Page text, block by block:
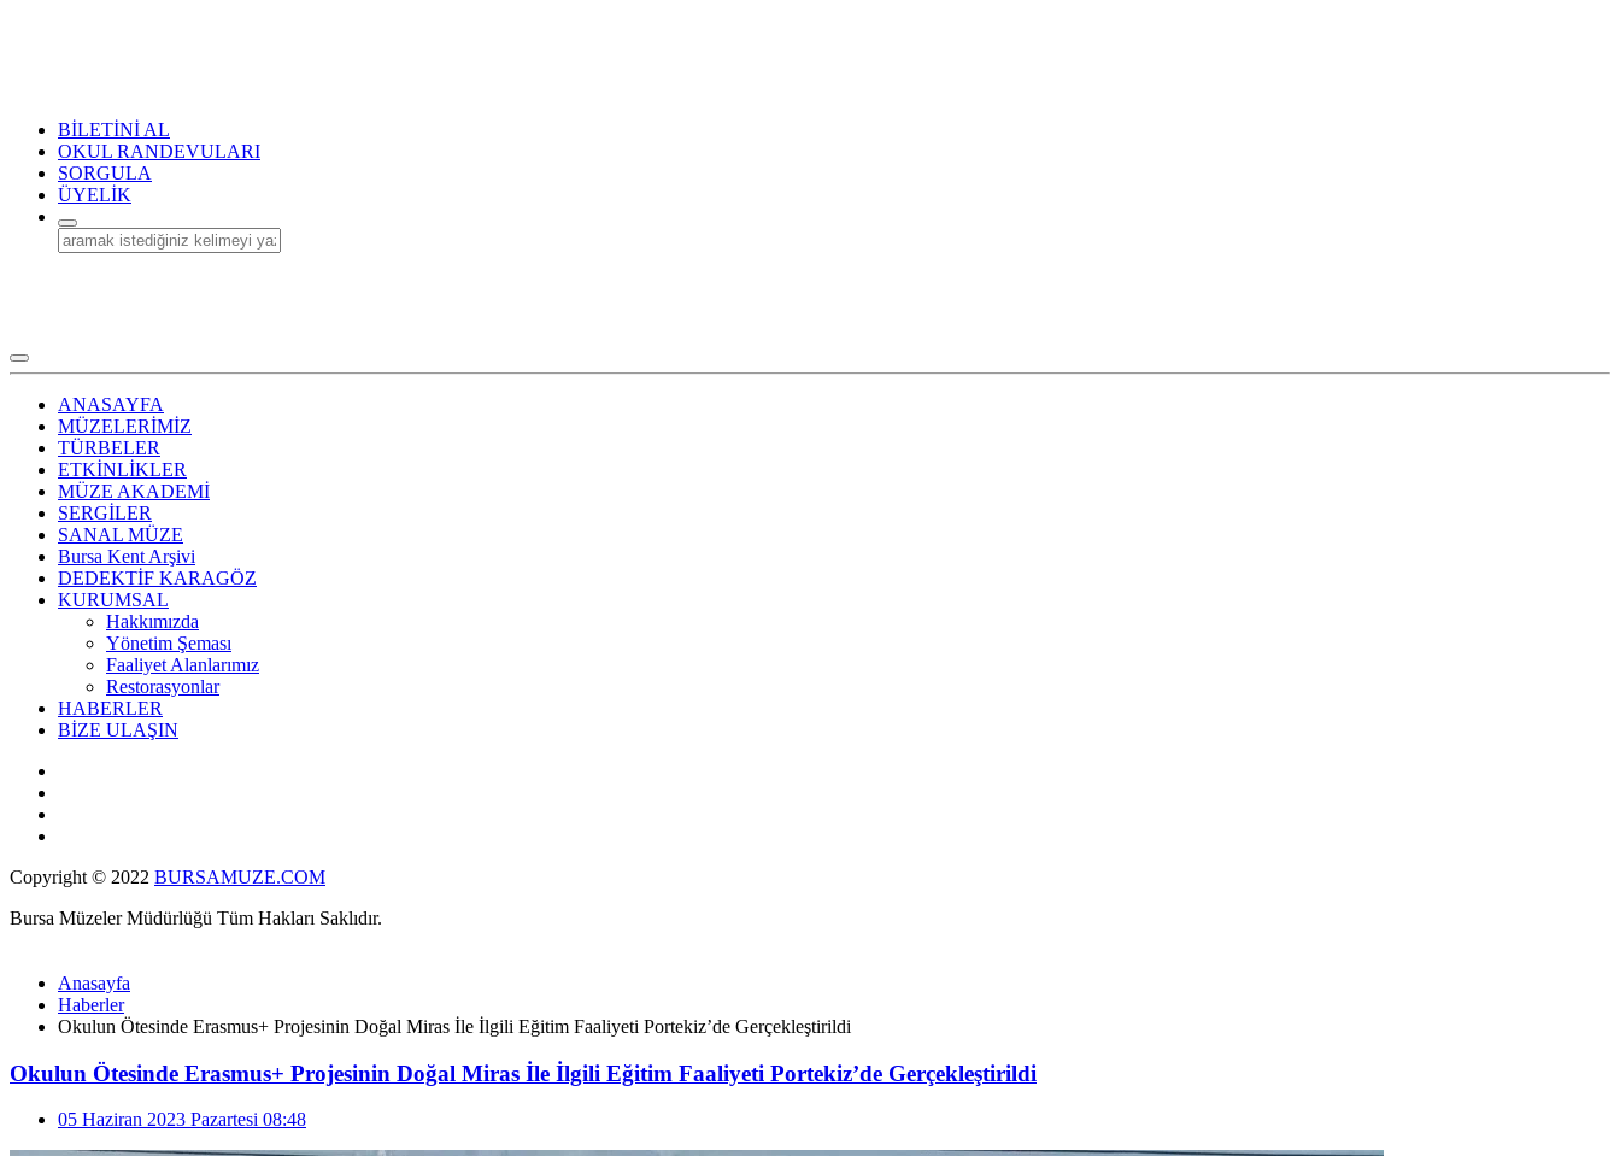
BİLETİNİ AL
OKUL RANDEVULARI
SORGULA
ÜYELİK
ANASAYFA
MÜZELERİMİZ
TÜRBELER
ETKİNLİKLER
MÜZE AKADEMİ
SERGİLER
SANAL MÜZE
Bursa Kent Arşivi
DEDEKTİF KARAGÖZ
KURUMSAL
Hakkımızda
Yönetim Şeması
Faaliyet Alanlarımız
Restorasyonlar
HABERLER
BİZE ULAŞIN
Copyright © 2022 BURSAMUZE.COM
Bursa Müzeler Müdürlüğü Tüm Hakları Saklıdır.
Anasayfa
Haberler
Okulun Ötesinde Erasmus+ Projesinin Doğal Miras İle İlgili Eğitim Faaliyeti Portekiz’de Gerçekleştirildi
Okulun Ötesinde Erasmus+ Projesinin Doğal Miras İle İlgili Eğitim Faaliyeti Portekiz’de Gerçekleştirildi
05 Haziran 2023 Pazartesi 08:48